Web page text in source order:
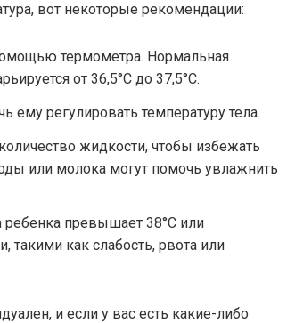
вот некоторые рекомендации:
термометра. Нормальная
от 36,5°C до 37,5°C.
ему регулировать температуру тела.
жидкости, чтобы избежать
или молока могут помочь увлажнить
ребенка превышает 38°C или
как слабость, рвота или
и если у вас есть какие-либо